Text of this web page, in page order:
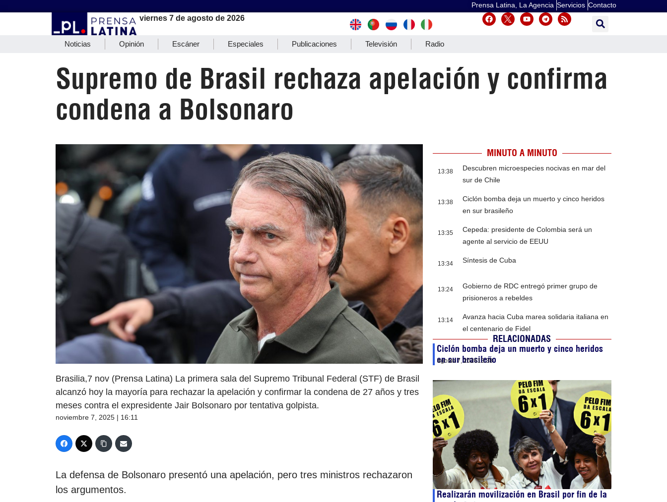
Prensa Latina, La Agencia Servicios Contacto
viernes 7 de agosto de 2026
Noticias Opinión Escáner Especiales Publicaciones Televisión Radio
Supremo de Brasil rechaza apelación y confirma
condena a Bolsonaro
Brasilia,7 nov (Prensa Latina) La primera sala del Supremo Tribunal Federal (STF) de Brasil
alcanzó hoy la mayoría para rechazar la apelación y confirmar la condena de 27 años y tres
meses contra el expresidente Jair Bolsonaro por tentativa golpista.
noviembre 7, 2025 | 16:11
La defensa de Bolsonaro presentó una apelación, pero tres ministros rechazaron
los argumentos.
MINUTO A MINUTO
13:38
Descubren microespecies nocivas en mar del
sur de Chile
13:38
Ciclón bomba deja un muerto y cinco heridos
en sur brasileño
13:35
Cepeda: presidente de Colombia será un
agente al servicio de EEUU
13:34 Síntesis de Cuba
13:24
Gobierno de RDC entregó primer grupo de
prisioneros a rebeldes
13:14
Avanza hacia Cuba marea solidaria italiana en
el centenario de Fidel
RELACIONADAS
Ciclón bomba deja un muerto y cinco heridos
en sur brasileño
agosto 7, 202613:38
Realizarán movilización en Brasil por fin de la